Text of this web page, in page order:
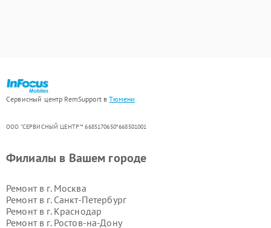
Сервисный центр RemSupport вТюмени
ООО "СЕРВИСНЫЙ ЦЕНТР"* 6685170650*668501001
Филиалы в Вашем городе
Ремонт в г. Москва
Ремонт в г. Санкт-Петербург
Ремонт в г. Краснодар
Ремонт в г. Ростов-на-Дону